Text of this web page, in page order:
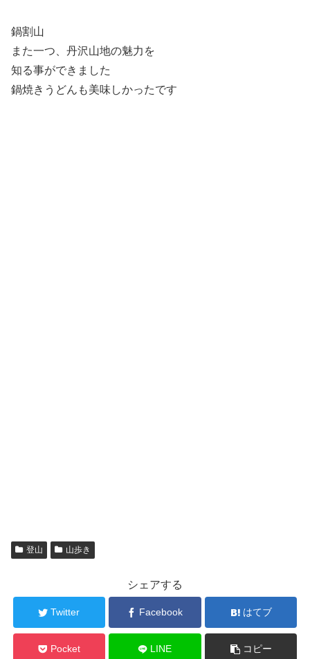
鍋割山
また一つ、丹沢山地の魅力を
知る事ができました
鍋焼きうどんも美味しかったです
登山 山歩き
シェアする
Twitter Facebook はてブ
Pocket LINE コピー